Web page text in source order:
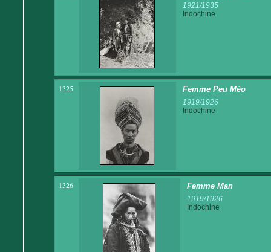
1921/1935
Indochine
1325 Femme Peu Méo
1919/1926
Indochine
1326 Femme Man
1919/1926
Indochine